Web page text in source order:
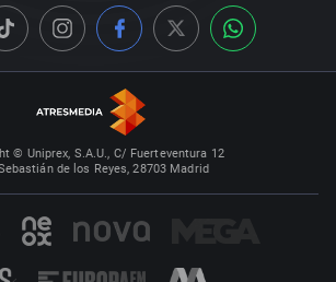
© Uniprex, S.A.U., C/ Fuerteventura 12
de los Reyes, 28703 Madrid